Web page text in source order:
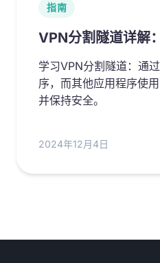
指南
VPN分割隧道详解
学习VPN分割隧道：通
序，而其他应用程序使
并保持安全。
2024年12月4日